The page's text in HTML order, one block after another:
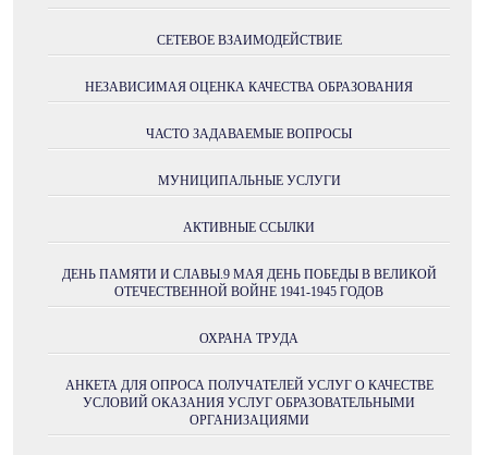
СЕТЕВОЕ ВЗАИМОДЕЙСТВИЕ
НЕЗАВИСИМАЯ ОЦЕНКА КАЧЕСТВА ОБРАЗОВАНИЯ
ЧАСТО ЗАДАВАЕМЫЕ ВОПРОСЫ
МУНИЦИПАЛЬНЫЕ УСЛУГИ
АКТИВНЫЕ ССЫЛКИ
ДЕНЬ ПАМЯТИ И СЛАВЫ.9 МАЯ ДЕНЬ ПОБЕДЫ В ВЕЛИКОЙ
ОТЕЧЕСТВЕННОЙ ВОЙНЕ 1941-1945 ГОДОВ
ОХРАНА ТРУДА
АНКЕТА ДЛЯ ОПРОСА ПОЛУЧАТЕЛЕЙ УСЛУГ О КАЧЕСТВЕ
УСЛОВИЙ ОКАЗАНИЯ УСЛУГ ОБРАЗОВАТЕЛЬНЫМИ
ОРГАНИЗАЦИЯМИ